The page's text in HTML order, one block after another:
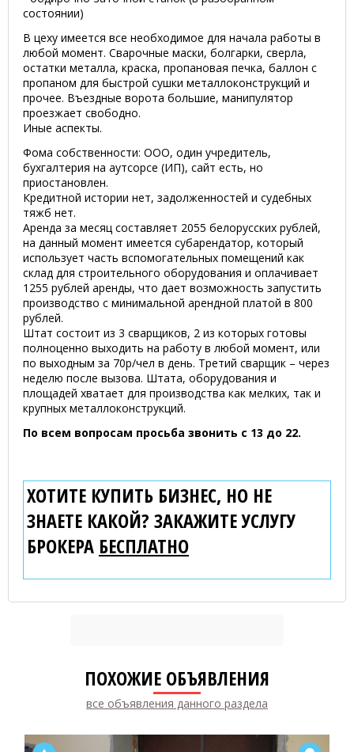
состоянии)
В цеху имеется все необходимое для начала работы в
любой момент. Сварочные маски, болгарки, сверла,
остатки металла, краска, пропановая печка, баллон с
пропаном для быстрой сушки металлоконструкций и
прочее. Въездные ворота большие, манипулятор
проезжает свободно.
Иные аспекты.
Фома собственности: ООО, один учредитель,
бухгалтерия на аутсорсе (ИП), сайт есть, но
приостановлен.
Кредитной истории нет, задолженностей и судебных
тяжб нет.
Аренда за месяц составляет 2055 белорусских рублей,
на данный момент имеется субарендатор, который
использует часть вспомогательных помещений как
склад для строительного оборудования и оплачивает
1255 рублей аренды, что дает возможность запустить
производство с минимальной арендной платой в 800
рублей.
Штат состоит из 3 сварщиков, 2 из которых готовы
полноценно выходить на работу в любой момент, или
по выходным за 70р/чел в день. Третий сварщик – через
неделю после вызова. Штата, оборудования и
площадей хватает для производства как мелких, так и
крупных металлоконструкций.
По всем вопросам просьба звонить с 13 до 22.
ХОТИТЕ КУПИТЬ БИЗНЕС, НО НЕ
ЗНАЕТЕ КАКОЙ? ЗАКАЖИТЕ УСЛУГУ
БРОКЕРА БЕСПЛАТНО
ПОХОЖИЕ ОБЪЯВЛЕНИЯ
все объявления данного раздела